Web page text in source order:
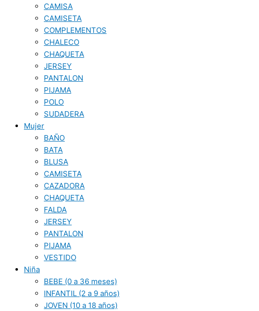
CAMISA
CAMISETA
COMPLEMENTOS
CHALECO
CHAQUETA
JERSEY
PANTALON
PIJAMA
POLO
SUDADERA
Mujer
BAÑO
BATA
BLUSA
CAMISETA
CAZADORA
CHAQUETA
FALDA
JERSEY
PANTALON
PIJAMA
VESTIDO
Niña
BEBE (0 a 36 meses)
INFANTIL (2 a 9 años)
JOVEN (10 a 18 años)